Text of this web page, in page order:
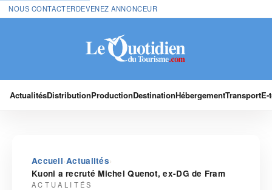
NOUS CONTACTERDEVENEZ ANNONCEUR
ActualitésDistributionProductionDestinationHébergementTransport
Accueil›Actualités›
Kuoni a recruté Michel Quenot, ex-DG de Fram
ACTUALITÉS